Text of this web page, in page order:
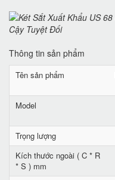
Thông tin sản phẩm
Tên sản phẩm
Model
Trọng lượng
Kích thước ngoài ( C * R
* S ) mm